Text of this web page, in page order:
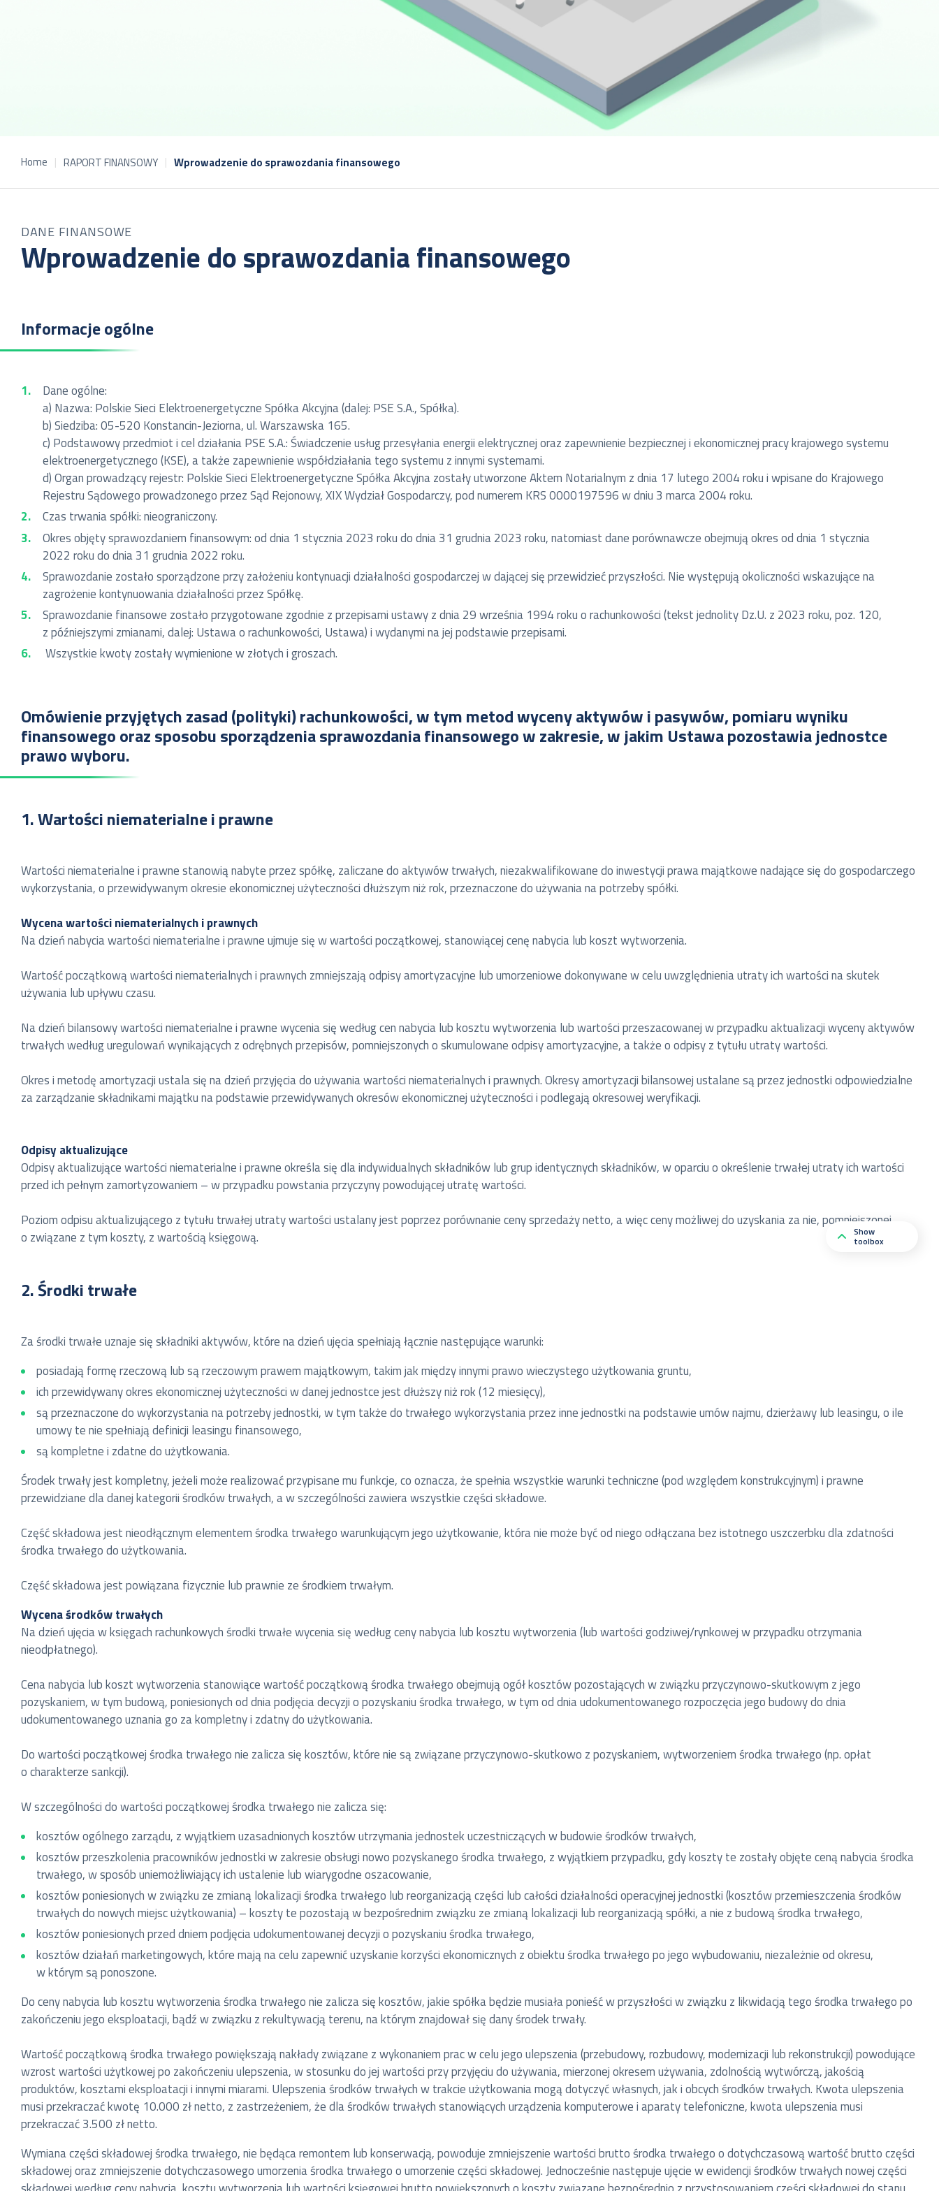
Home RAPORT FINANSOWY Wprowadzenie do sprawozdania finansowego
DANE FINANSOWE
Wprowadzenie do sprawozdania finansowego
Informacje ogólne
Dane ogólne:
a) Nazwa: Polskie Sieci Elektroenergetyczne Spółka Akcyjna (dalej: PSE S.A., Spółka).
b) Siedziba: 05-520 Konstancin-Jeziorna, ul. Warszawska 165.
c) Podstawowy przedmiot i cel działania PSE S.A.: Świadczenie usług przesyłania energii elektrycznej oraz zapewnienie bezpiecznej i ekonomicznej pracy krajowego systemu
elektroenergetycznego (KSE), a także zapewnienie współdziałania tego systemu z innymi systemami.
d) Organ prowadzący rejestr: Polskie Sieci Elektroenergetyczne Spółka Akcyjna zostały utworzone Aktem Notarialnym z dnia 17 lutego 2004 roku i wpisane do Krajowego
Rejestru Sądowego prowadzonego przez Sąd Rejonowy, XIX Wydział Gospodarczy, pod numerem KRS 0000197596 w dniu 3 marca 2004 roku.
Czas trwania spółki: nieograniczony.
Okres objęty sprawozdaniem finansowym: od dnia 1 stycznia 2023 roku do dnia 31 grudnia 2023 roku, natomiast dane porównawcze obejmują okres od dnia 1 stycznia
2022 roku do dnia 31 grudnia 2022 roku.
Sprawozdanie zostało sporządzone przy założeniu kontynuacji działalności gospodarczej w dającej się przewidzieć przyszłości. Nie występują okoliczności wskazujące na
zagrożenie kontynuowania działalności przez Spółkę.
Sprawozdanie finansowe zostało przygotowane zgodnie z przepisami ustawy z dnia 29 września 1994 roku o rachunkowości (tekst jednolity Dz.U. z 2023 roku, poz. 120,
z późniejszymi zmianami, dalej: Ustawa o rachunkowości, Ustawa) i wydanymi na jej podstawie przepisami.
Wszystkie kwoty zostały wymienione w złotych i groszach.
Omówienie przyjętych zasad (polityki) rachunkowości, w tym metod wyceny aktywów i pasywów, pomiaru wyniku
finansowego oraz sposobu sporządzenia sprawozdania finansowego w zakresie, w jakim Ustawa pozostawia jednostce
prawo wyboru.
1. Wartości niematerialne i prawne
Wartości niematerialne i prawne stanowią nabyte przez spółkę, zaliczane do aktywów trwałych, niezakwalifikowane do inwestycji prawa majątkowe nadające się do gospodarczego
wykorzystania, o przewidywanym okresie ekonomicznej użyteczności dłuższym niż rok, przeznaczone do używania na potrzeby spółki.
Wycena wartości niematerialnych i prawnych
Na dzień nabycia wartości niematerialne i prawne ujmuje się w wartości początkowej, stanowiącej cenę nabycia lub koszt wytworzenia.
Wartość początkową wartości niematerialnych i prawnych zmniejszają odpisy amortyzacyjne lub umorzeniowe dokonywane w celu uwzględnienia utraty ich wartości na skutek
używania lub upływu czasu.
Na dzień bilansowy wartości niematerialne i prawne wycenia się według cen nabycia lub kosztu wytworzenia lub wartości przeszacowanej w przypadku aktualizacji wyceny aktywów
trwałych według uregulowań wynikających z odrębnych przepisów, pomniejszonych o skumulowane odpisy amortyzacyjne, a także o odpisy z tytułu utraty wartości.
Okres i metodę amortyzacji ustala się na dzień przyjęcia do używania wartości niematerialnych i prawnych. Okresy amortyzacji bilansowej ustalane są przez jednostki odpowiedzialne
za zarządzanie składnikami majątku na podstawie przewidywanych okresów ekonomicznej użyteczności i podlegają okresowej weryfikacji.
Odpisy aktualizujące
Odpisy aktualizujące wartości niematerialne i prawne określa się dla indywidualnych składników lub grup identycznych składników, w oparciu o określenie trwałej utraty ich wartości
przed ich pełnym zamortyzowaniem – w przypadku powstania przyczyny powodującej utratę wartości.
Poziom odpisu aktualizującego z tytułu trwałej utraty wartości ustalany jest poprzez porównanie ceny sprzedaży netto, a więc ceny możliwej do uzyskania za nie, pomniejszonej
o związane z tym koszty, z wartością księgową.
2. Środki trwałe
Za środki trwałe uznaje się składniki aktywów, które na dzień ujęcia spełniają łącznie następujące warunki:
posiadają formę rzeczową lub są rzeczowym prawem majątkowym, takim jak między innymi prawo wieczystego użytkowania gruntu,
ich przewidywany okres ekonomicznej użyteczności w danej jednostce jest dłuższy niż rok (12 miesięcy),
są przeznaczone do wykorzystania na potrzeby jednostki, w tym także do trwałego wykorzystania przez inne jednostki na podstawie umów najmu, dzierżawy lub leasingu, o ile
umowy te nie spełniają definicji leasingu finansowego,
są kompletne i zdatne do użytkowania.
Środek trwały jest kompletny, jeżeli może realizować przypisane mu funkcje, co oznacza, że spełnia wszystkie warunki techniczne (pod względem konstrukcyjnym) i prawne
przewidziane dla danej kategorii środków trwałych, a w szczególności zawiera wszystkie części składowe.
Część składowa jest nieodłącznym elementem środka trwałego warunkującym jego użytkowanie, która nie może być od niego odłączana bez istotnego uszczerbku dla zdatności
środka trwałego do użytkowania.
Część składowa jest powiązana fizycznie lub prawnie ze środkiem trwałym.
Wycena środków trwałych
Na dzień ujęcia w księgach rachunkowych środki trwałe wycenia się według ceny nabycia lub kosztu wytworzenia (lub wartości godziwej/rynkowej w przypadku otrzymania
nieodpłatnego).
Cena nabycia lub koszt wytworzenia stanowiące wartość początkową środka trwałego obejmują ogół kosztów pozostających w związku przyczynowo-skutkowym z jego
pozyskaniem, w tym budową, poniesionych od dnia podjęcia decyzji o pozyskaniu środka trwałego, w tym od dnia udokumentowanego rozpoczęcia jego budowy do dnia
udokumentowanego uznania go za kompletny i zdatny do użytkowania.
Do wartości początkowej środka trwałego nie zalicza się kosztów, które nie są związane przyczynowo-skutkowo z pozyskaniem, wytworzeniem środka trwałego (np. opłat
o charakterze sankcji).
W szczególności do wartości początkowej środka trwałego nie zalicza się:
kosztów ogólnego zarządu, z wyjątkiem uzasadnionych kosztów utrzymania jednostek uczestniczących w budowie środków trwałych,
kosztów przeszkolenia pracowników jednostki w zakresie obsługi nowo pozyskanego środka trwałego, z wyjątkiem przypadku, gdy koszty te zostały objęte ceną nabycia środka
trwałego, w sposób uniemożliwiający ich ustalenie lub wiarygodne oszacowanie,
kosztów poniesionych w związku ze zmianą lokalizacji środka trwałego lub reorganizacją części lub całości działalności operacyjnej jednostki (kosztów przemieszczenia środków
trwałych do nowych miejsc użytkowania) – koszty te pozostają w bezpośrednim związku ze zmianą lokalizacji lub reorganizacją spółki, a nie z budową środka trwałego,
kosztów poniesionych przed dniem podjęcia udokumentowanej decyzji o pozyskaniu środka trwałego,
kosztów działań marketingowych, które mają na celu zapewnić uzyskanie korzyści ekonomicznych z obiektu środka trwałego po jego wybudowaniu, niezależnie od okresu,
w którym są ponoszone.
Do ceny nabycia lub kosztu wytworzenia środka trwałego nie zalicza się kosztów, jakie spółka będzie musiała ponieść w przyszłości w związku z likwidacją tego środka trwałego po
zakończeniu jego eksploatacji, bądź w związku z rekultywacją terenu, na którym znajdował się dany środek trwały.
Wartość początkową środka trwałego powiększają nakłady związane z wykonaniem prac w celu jego ulepszenia (przebudowy, rozbudowy, modernizacji lub rekonstrukcji) powodujące
wzrost wartości użytkowej po zakończeniu ulepszenia, w stosunku do jej wartości przy przyjęciu do używania, mierzonej okresem używania, zdolnością wytwórczą, jakością
produktów, kosztami eksploatacji i innymi miarami. Ulepszenia środków trwałych w trakcie użytkowania mogą dotyczyć własnych, jak i obcych środków trwałych. Kwota ulepszenia
musi przekraczać kwotę 10.000 zł netto, z zastrzeżeniem, że dla środków trwałych stanowiących urządzenia komputerowe i aparaty telefoniczne, kwota ulepszenia musi
przekraczać 3.500 zł netto.
Wymiana części składowej środka trwałego, nie będąca remontem lub konserwacją, powoduje zmniejszenie wartości brutto środka trwałego o dotychczasową wartość brutto części
składowej oraz zmniejszenie dotychczasowego umorzenia środka trwałego o umorzenie części składowej. Jednocześnie następuje ujęcie w ewidencji środków trwałych nowej części
Show
toolbox